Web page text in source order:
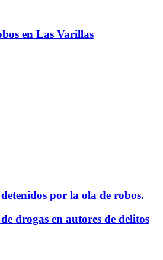
en Las Varillas
por la ola de robos.
drogas en autores de delitos